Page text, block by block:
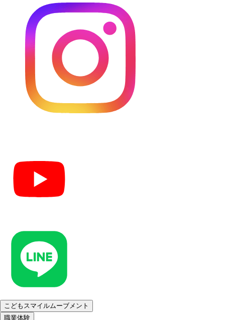
こどもスマイルムーブメント
職業体験